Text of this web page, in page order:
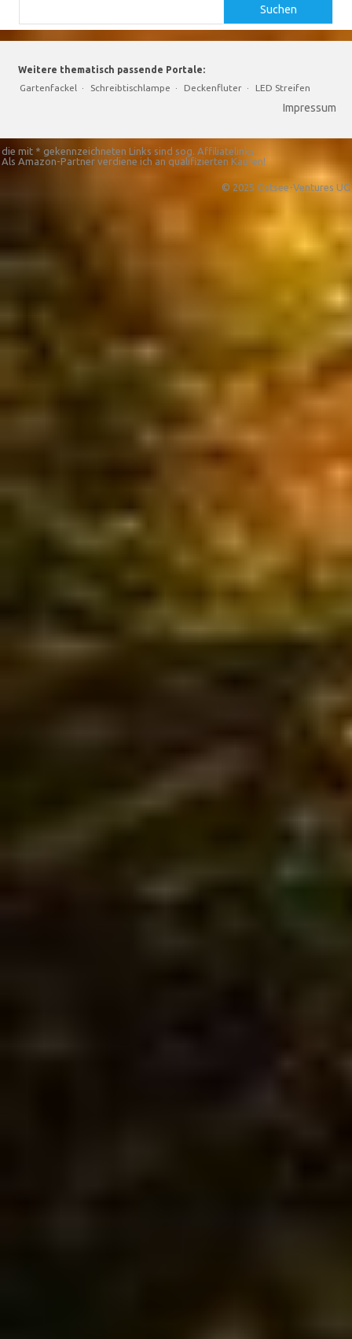
Suchen
Weitere thematisch passende Portale:
Gartenfackel · Schreibtischlampe · Deckenfluter · LED Streifen
Impressum
die mit * gekennzeichneten Links sind sog. Affiliatelinks.
Als Amazon-Partner verdiene ich an qualifizierten Käufen!
© 2025 Ostsee-Ventures UG